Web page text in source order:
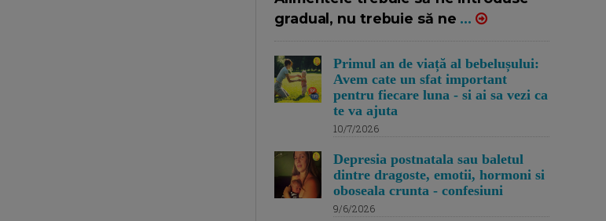
gradual, nu trebuie să ne ...
Primul an de viață al bebelușului:
Avem cate un sfat important
pentru fiecare luna - si ai sa vezi ca
te va ajuta
10/7/2026
Depresia postnatala sau baletul
dintre dragoste, emotii, hormoni si
oboseala crunta - confesiuni
9/6/2026